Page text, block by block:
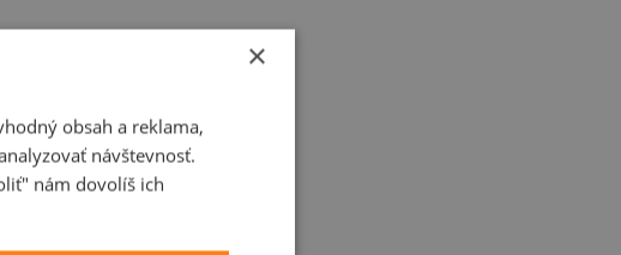
×
obsah a reklama,
návštevnosť.
nám dovolíš ich